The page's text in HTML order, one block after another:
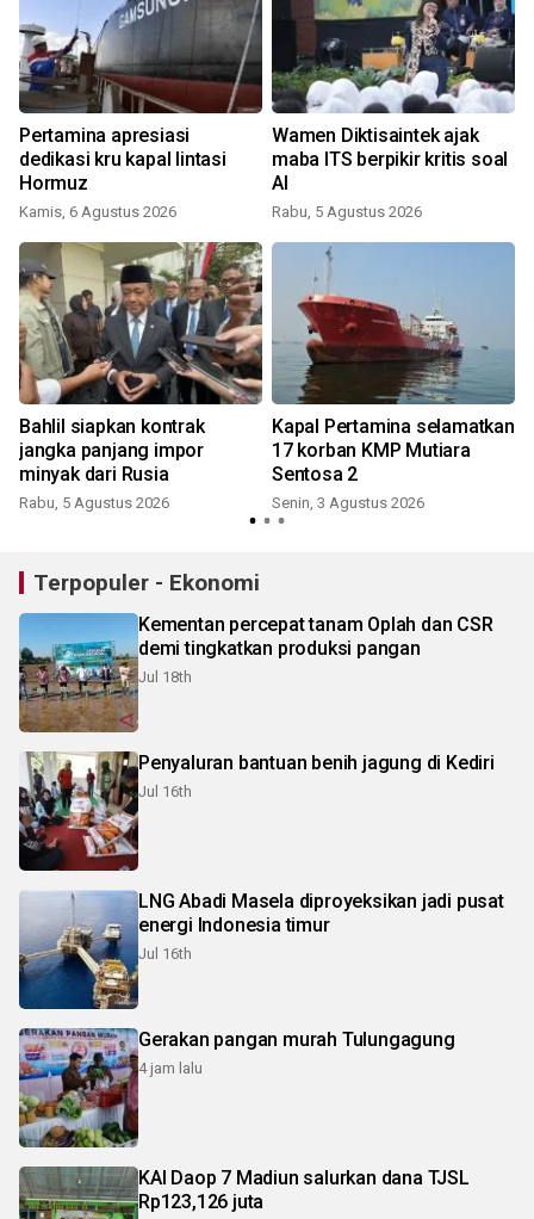
Pertamina apresiasi
dedikasi kru kapal lintasi
Hormuz
Kamis, 6 Agustus 2026
Wamen Diktisaintek ajak
maba ITS berpikir kritis soal
AI
Rabu, 5 Agustus 2026
Bahlil siapkan kontrak
jangka panjang impor
minyak dari Rusia
Rabu, 5 Agustus 2026
Kapal Pertamina selamatkan
17 korban KMP Mutiara
Sentosa 2
Senin, 3 Agustus 2026
Terpopuler - Ekonomi
Kementan percepat tanam Oplah dan CSR
demi tingkatkan produksi pangan
Jul 18th
Penyaluran bantuan benih jagung di Kediri
Jul 16th
LNG Abadi Masela diproyeksikan jadi pusat
energi Indonesia timur
Jul 16th
Gerakan pangan murah Tulungagung
4 jam lalu
KAI Daop 7 Madiun salurkan dana TJSL
Rp123,126 juta